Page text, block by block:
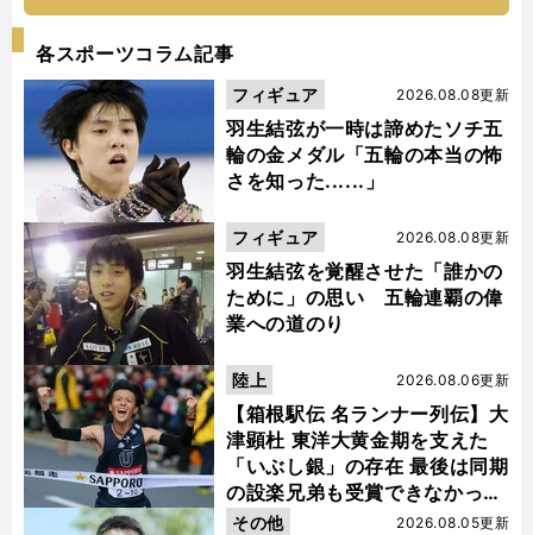
各スポーツコラム記事
羽生結弦が一時は諦めたソチ五
輪の金メダル「五輪の本当の怖
さを知った......」
2026.08.08更新
フィギュア
羽生結弦を覚醒させた「誰かの
ために」の思い 五輪連覇の偉
業への道のり
2026.08.08更新
フィギュア
【箱根駅伝 名ランナー列伝】大
津顕杜 東洋大黄金期を支えた
「いぶし銀」の存在 最後は同期
の設楽兄弟も受賞できなかった
金栗杯に輝く
2026.08.06更新
陸上
2026.08.05更新
その他